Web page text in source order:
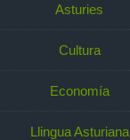
Asturies
Cultura
Economía
Llingua Asturiana